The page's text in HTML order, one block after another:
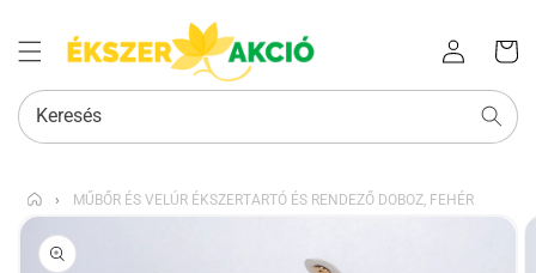
Bejelentkezés
kosara
Keresés
› MŰBŐR ÉS VELÚR ÉKSZERTARTÓ ÉS RENDEZŐ DOBOZ, FEHÉR
KIHAGYÁS, ÉS
UGRÁS A
TERMÉKADATOKRA